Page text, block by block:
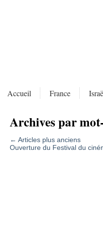
Accueil France
Archives par
← Articles plus anciens
Ouverture du Festival du